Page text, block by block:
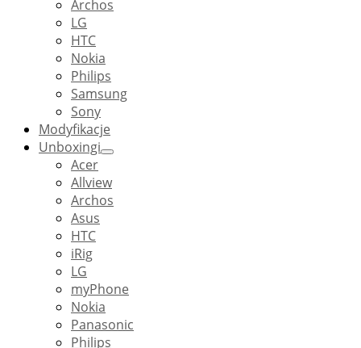
Archos
LG
HTC
Nokia
Philips
Samsung
Sony
Modyfikacje
Unboxingi
Acer
Allview
Archos
Asus
HTC
iRig
LG
myPhone
Nokia
Panasonic
Philips